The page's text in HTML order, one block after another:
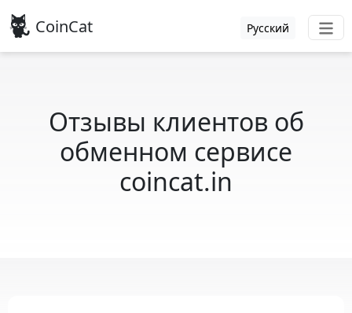
CoinCat Русский
Отзывы клиентов об
обменном сервисе
coincat.in